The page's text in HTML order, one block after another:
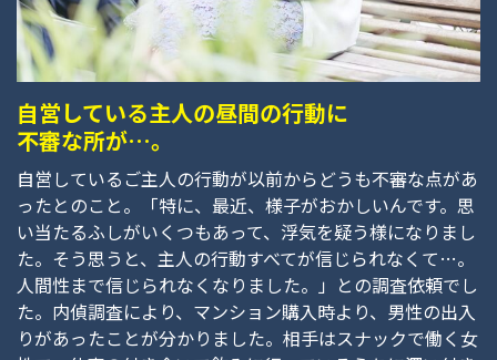
自営している主人の昼間の行動に
不審な所が…。
自営しているご主人の行動が以前からどうも不審な点があ
ったとのこと。「特に、最近、様子がおかしいんです。思
い当たるふしがいくつもあって、浮気を疑う様になりまし
た。そう思うと、主人の行動すべてが信じられなくて…。
人間性まで信じられなくなりました。」との調査依頼でし
た。内偵調査により、マンション購入時より、男性の出入
りがあったことが分かりました。相手はスナックで働く女